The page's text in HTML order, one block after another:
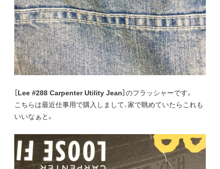
［Lee #288 Carpenter Utility Jean］のフラッシャーです。
こちらは最近仕事用で購入しまして、家で眺めていたらこれも
いいなぁと。